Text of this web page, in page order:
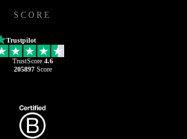
SCORE
Trustpilot
TrustScore 4.6
205897Score